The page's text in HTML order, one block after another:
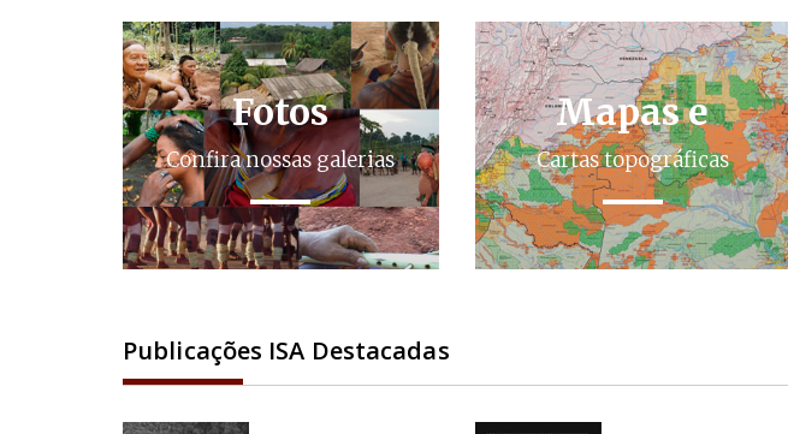
Fotos
Confira nossas galerias
Mapas e
Cartas topográficas
Publicações ISA Destacadas